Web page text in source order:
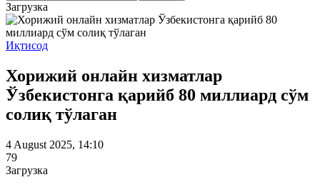
Загрузка
Иқтисод
Хорижий онлайн хизматлар
Ўзбекистонга қарийб 80 миллиард сўм
солиқ тўлаган
4 August 2025, 14:10
79
Загрузка